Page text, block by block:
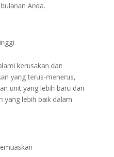
Anda.
kerusakan dan
yang terus-menerus,
unit yang lebih baru dan
yang lebih baik dalam